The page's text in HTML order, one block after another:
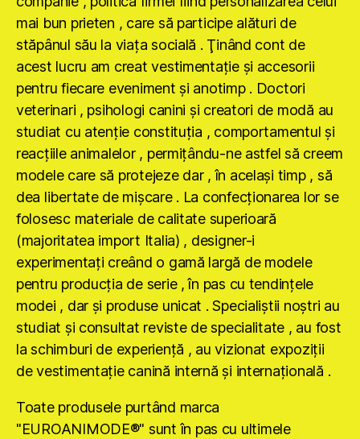
mai bun prieten , care să participe alături de
stăpânul său la viaţa socială . Ţinând cont de
acest lucru am creat vestimentaţie şi accesorii
pentru fiecare eveniment şi anotimp . Doctori
veterinari , psihologi canini şi creatori de modă au
studiat cu atenţie constituţia , comportamentul şi
reacţiile animalelor , permiţându-ne astfel să creem
modele care să protejeze dar , în acelaşi timp , să
dea libertate de mişcare . La confecţionarea lor se
folosesc materiale de calitate superioară
(majoritatea import Italia) , designer-i
experimentaţi creând o gamă largă de modele
pentru producţia de serie , în pas cu tendinţele
modei , dar şi produse unicat . Specialiştii noştri au
studiat şi consultat reviste de specialitate , au fost
la schimburi de experienţă , au vizionat expoziţii
de vestimentaţie canină internă şi internaţională .
Toate produsele purtând marca
"EUROANIMODE®" sunt în pas cu ultimele